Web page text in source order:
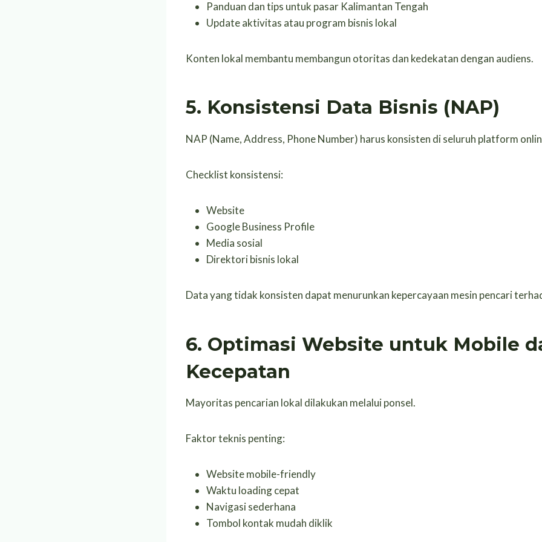
Panduan dan tips untuk pasar Kalimantan Tengah
Update aktivitas atau program bisnis lokal
Konten lokal membantu membangun otoritas dan kedekatan dengan audiens.
5. Konsistensi Data Bisnis (NAP)
NAP (Name, Address, Phone Number) harus konsisten di seluruh platform
Checklist konsistensi:
Website
Google Business Profile
Media sosial
Direktori bisnis lokal
Data yang tidak konsisten dapat menurunkan kepercayaan mesin pencari
6. Optimasi Website untuk Mobile
Kecepatan
Mayoritas pencarian lokal dilakukan melalui ponsel.
Faktor teknis penting:
Website mobile-friendly
Waktu loading cepat
Navigasi sederhana
Tombol kontak mudah diklik